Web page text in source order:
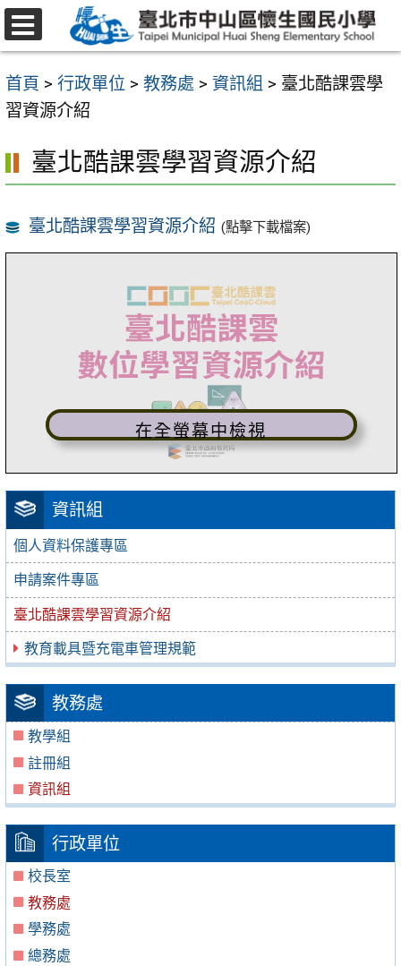
跳
至
要
內
區
首頁 > 行政單位 > 教務處 > 資訊組 > 臺北酷課雲學
習資源介紹
資訊組
個人資料保護專區
申請案件專區
臺北酷課雲學習資源介紹
教育載具暨充電車管理規範
教務處
教學組
註冊組
資訊組
行政單位
校長室
教務處
學務處
總務處
臺北酷課雲學習資源介紹
臺北酷課雲學習資源介紹 (點擊下載檔案)
在全螢幕中檢視
選
單